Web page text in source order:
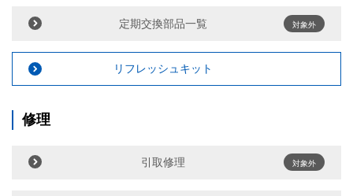
定期交換部品一覧 対象外
リフレッシュキット
修理
引取修理 対象外